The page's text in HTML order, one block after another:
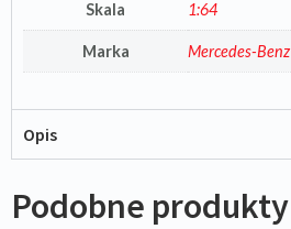
Skala 1:64
Marka Mercedes-Benz
Opis
Podobne produkty